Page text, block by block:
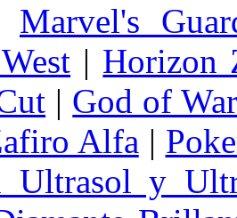
Marvel's
| Horizon
| God of
Alfa |
Ultrasol y